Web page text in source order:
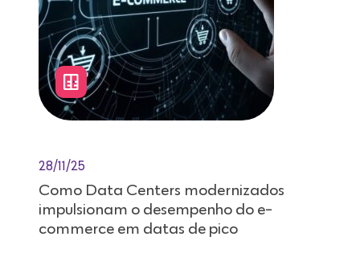
28/11/25
Como Data Centers modernizados
impulsionam o desempenho do e-
commerce em datas de pico